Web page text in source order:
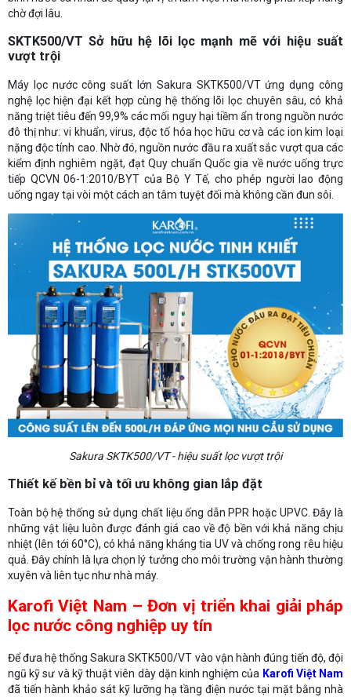
chờ đợi lâu.
SKTK500/VT Sở hữu hệ lõi lọc mạnh mẽ với hiệu suất
vượt trội
Máy lọc nước công suất lớn Sakura SKTK500/VT ứng dụng công
nghệ lọc hiện đại kết hợp cùng hệ thống lõi lọc chuyên sâu, có khả
năng triệt tiêu đến 99,9% các mối nguy hại tiềm ẩn trong nguồn nước
đô thị như: vi khuẩn, virus, độc tố hóa học hữu cơ và các ion kim loại
nặng độc tính cao. Nhờ đó, nguồn nước đầu ra xuất sắc vượt qua các
kiểm định nghiêm ngặt, đạt Quy chuẩn Quốc gia về nước uống trực
tiếp QCVN 06-1:2010/BYT của Bộ Y Tế, cho phép người lao động
uống ngay tại vòi một cách an tâm tuyệt đối mà không cần đun sôi.
Sakura SKTK500/VT - hiệu suất lọc vượt trội
Thiết kế bền bỉ và tối ưu không gian lắp đặt
Toàn bộ hệ thống sử dụng chất liệu ống dẫn PPR hoặc UPVC. Đây là
những vật liệu luôn được đánh giá cao về độ bền với khả năng chịu
nhiệt (lên tới 60°C), có khả năng kháng tia UV và chống rong rêu hiệu
quả. Đây chính là lựa chọn lý tưởng cho môi trường vận hành thường
xuyên và liên tục như nhà máy.
Karofi Việt Nam – Đơn vị triển khai giải pháp
lọc nước công nghiệp uy tín
Để đưa hệ thống Sakura SKTK500/VT vào vận hành đúng tiến độ, đội
ngũ kỹ sư và kỹ thuật viên dày dặn kinh nghiệm của Karofi Việt Nam
đã tiến hành khảo sát kỹ lưỡng hạ tầng điện nước tại mặt bằng nhà